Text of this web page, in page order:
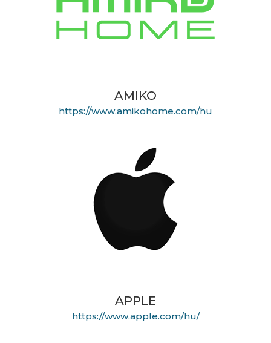
AMIKO
https://www.amikohome.com/hu
APPLE
https://www.apple.com/hu/